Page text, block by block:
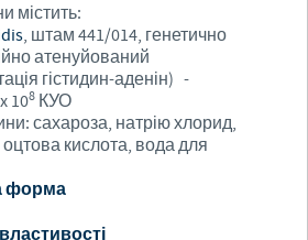
містить:
, штам 441/014, генетично
атенуйований
гістидин-аденін) -
108 КУО
сахароза, натрію хлорид,
оцтова кислота, вода для
форма